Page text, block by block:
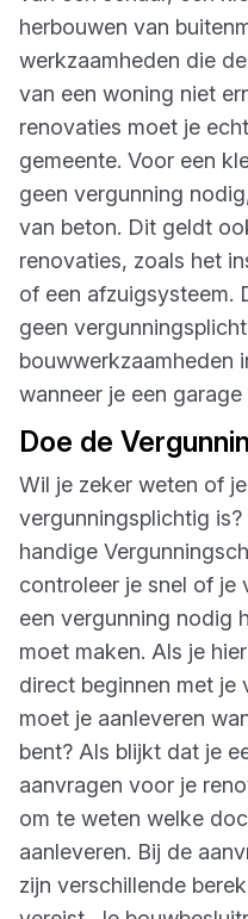
herbouwen van
werkzaamheden die
van een woning niet
renovaties moet je
gemeente. Voor een
geen vergunning
van beton. Dit geldt
renovaties, zoals het
of een afzuigsysteem.
geen
bouwwerkzaamheden
wanneer je een
Doe de
Wil je zeker weten of
vergunningsplichtig
handige
controleer je snel of je
een vergunning nodig
moet maken. Als je
direct beginnen met je
moet je aanleveren
bent? Als blijkt dat je
aanvragen voor je
om te weten welke
aanleveren. Bij de
zijn verschillende